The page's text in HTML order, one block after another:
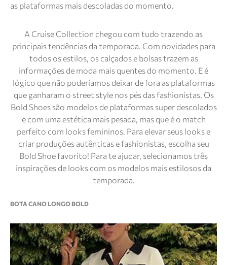
as plataformas mais descoladas do momento.
A Cruise Collection chegou com tudo trazendo as
principais tendências da temporada. Com novidades para
todos os estilos, os calçados e bolsas trazem as
informações de moda mais quentes do momento. E é
lógico que não poderíamos deixar de fora as plataformas
que ganharam o street style nos pés das fashionistas. Os
Bold Shoes são modelos de plataformas super descolados
e com uma estética mais pesada, mas que é o match
perfeito com looks femininos. Para elevar seus looks e
criar produções autênticas e fashionistas, escolha seu
Bold Shoe favorito! Para te ajudar, selecionamos três
inspirações de looks com os modelos mais estilosos da
temporada.
BOTA CANO LONGO BOLD